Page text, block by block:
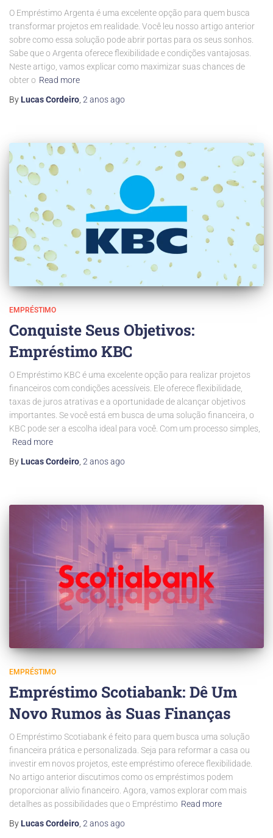
O Empréstimo Argenta é uma excelente opção para quem busca
transformar projetos em realidade. Você leu nosso artigo anterior
sobre como essa solução pode abrir portas para os seus sonhos.
Sabe que o Argenta oferece flexibilidade e condições vantajosas.
Neste artigo, vamos explicar como maximizar suas chances de
obter o Read more
By Lucas Cordeiro 2 anosago
EMPRÉSTIMO
Conquiste Seus Objetivos:
Empréstimo KBC
O Empréstimo KBC é uma excelente opção para realizar projetos
financeiros com condições acessíveis. Ele oferece flexibilidade,
taxas de juros atrativas e a oportunidade de alcançar objetivos
importantes. Se você está em busca de uma solução financeira, o
KBC pode ser a escolha ideal para você. Com um processo simples,
Read more
By Lucas Cordeiro 2 anosago
EMPRÉSTIMO
Empréstimo Scotiabank: Dê Um
Novo Rumos às Suas Finanças
O Empréstimo Scotiabank é feito para quem busca uma solução
financeira prática e personalizada. Seja para reformar a casa ou
investir em novos projetos, este empréstimo oferece flexibilidade.
No artigo anterior discutimos como os empréstimos podem
proporcionar alívio financeiro. Agora, vamos explorar com mais
detalhes as possibilidades que o Empréstimo Read more
By Lucas Cordeiro 2 anosago